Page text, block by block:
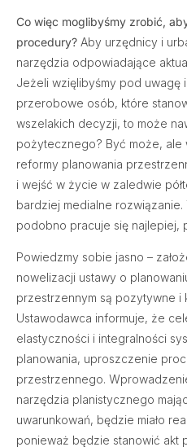
Co więc moglibyśmy zrobić,
procedury? Aby urzędnicy i
narzędzia odpowiadające
Jeżeli wzięlibyśmy pod uwagę
przerobowe osób, które
wszelakich decyzji, to może
pożytecznego? Być może, ale
reformy planowania
i wejść w życie w zaledwie
bardziej medialne
podobno pracuje się najlepiej,
Powiedzmy sobie jasno –
nowelizacji ustawy o
przestrzennym są pozytywne i
Ustawodawca informuje, że
elastyczności i integralności
planowania, uproszczenie
przestrzennego.
narzędzia planistycznego
uwarunkowań, będzie miało
ponieważ będzie stanowić akt